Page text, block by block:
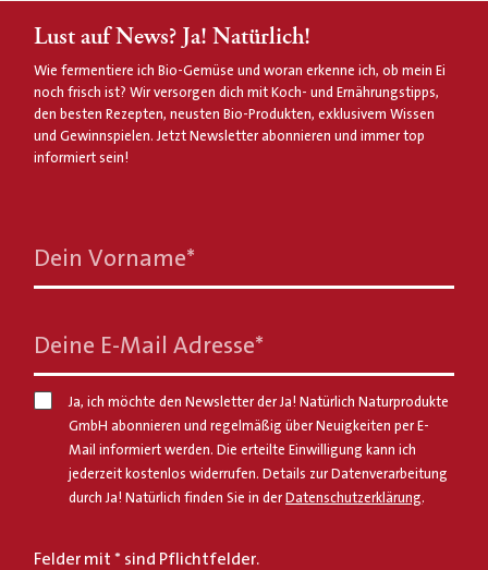
Lust auf News? Ja! Natürlich!
Wie fermentiere ich Bio-Gemüse und woran erkenne ich, ob mein Ei
noch frisch ist? Wir versorgen dich mit Koch- und Ernährungstipps,
den besten Rezepten, neusten Bio-Produkten, exklusivem Wissen
und Gewinnspielen. Jetzt Newsletter abonnieren und immer top
informiert sein!
Dein Vorname*
Deine E-Mail Adresse*
Ja, ich möchte den Newsletter der Ja! Natürlich Naturprodukte
GmbH abonnieren und regelmäßig über Neuigkeiten per E-
Mail informiert werden. Die erteilte Einwilligung kann ich
jederzeit kostenlos widerrufen. Details zur Datenverarbeitung
durch Ja! Natürlich finden Sie in derDatenschutzerklärung.
Felder mit * sind Pflichtfelder.